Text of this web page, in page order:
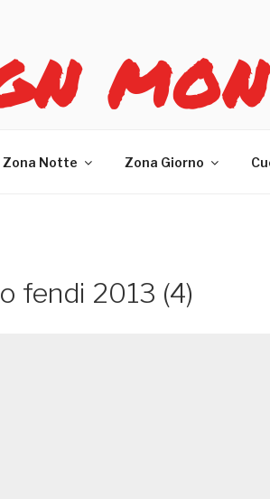
Zona Notte Zona Giorno
fendi 2013 (4)